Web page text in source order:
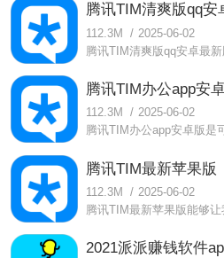
腾讯TIM清爽版qq安
112.3M / 2025-06-02
腾讯TIM办公app安
112.3M / 2025-06-02
腾讯TIM最新苹果版
112.3M / 2025-06-02
2021派派赚钱软件